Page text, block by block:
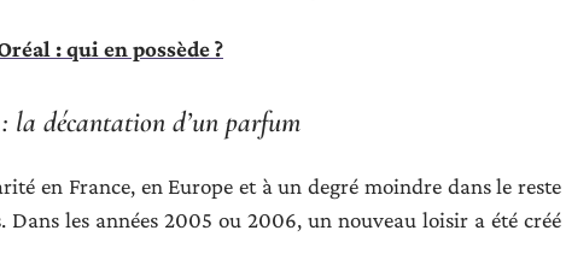
: qui en possède ?
la décantation d’un parfum
en France, en Europe et à un degré moindre dans le reste
Dans les années 2005 ou 2006, un nouveau loisir a été créé